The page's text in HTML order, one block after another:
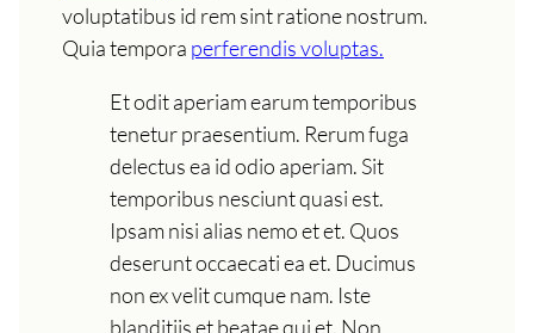
voluptatibus id rem sint ratione nostrum.
Quia tempora perferendis voluptas.
Et odit aperiam earum temporibus
tenetur praesentium. Rerum fuga
delectus ea id odio aperiam. Sit
temporibus nesciunt quasi est.
Ipsam nisi alias nemo et et. Quos
deserunt occaecati ea et. Ducimus
non ex velit cumque nam. Iste
blanditiis et beatae qui et. Non